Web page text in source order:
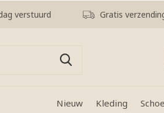
Nieuw Kleding
verstuurd Gratis